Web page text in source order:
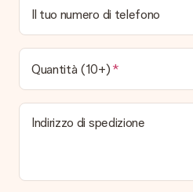
Il tuo numero di telefono
Quantità (10+)
Indirizzo di spedizione